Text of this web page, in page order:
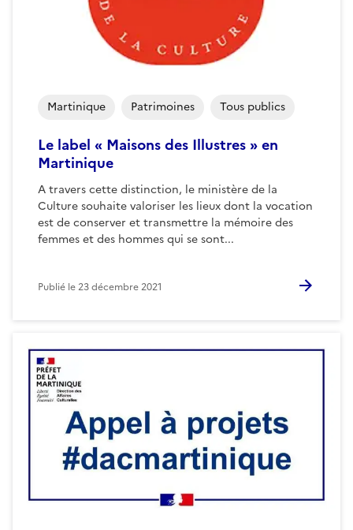
Le label « Maisons des Illustres » en
Martinique
A travers cette distinction, le ministère de la
Culture souhaite valoriser les lieux dont la vocation
est de conserver et transmettre la mémoire des
femmes et des hommes qui se sont...
Martinique Patrimoines Tous publics
Publié le23 décembre 2021